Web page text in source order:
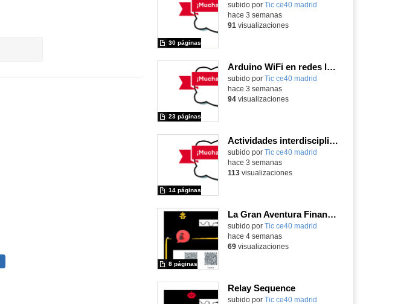
Contenido educativo.
subido por Tic ce40 madrid
30 páginas
hace 3 semanas
91 visualizaciones
Arduino WiFi en redes locales
Contenido educativo.
subido por Tic ce40 madrid
23 páginas
hace 3 semanas
94visualizaciones
Actividades interdisciplinares con robótica y pensamiento computacional
Contenido educativo.
subido por Tic ce40 madrid
14 páginas
hace 3 semanas
113visualizaciones
La Gran Aventura Financiera
subido por Tic ce40 madrid
8 páginas
hace 4 semanas
69visualizaciones
Relay Sequence
subido por Tic ce40 madrid